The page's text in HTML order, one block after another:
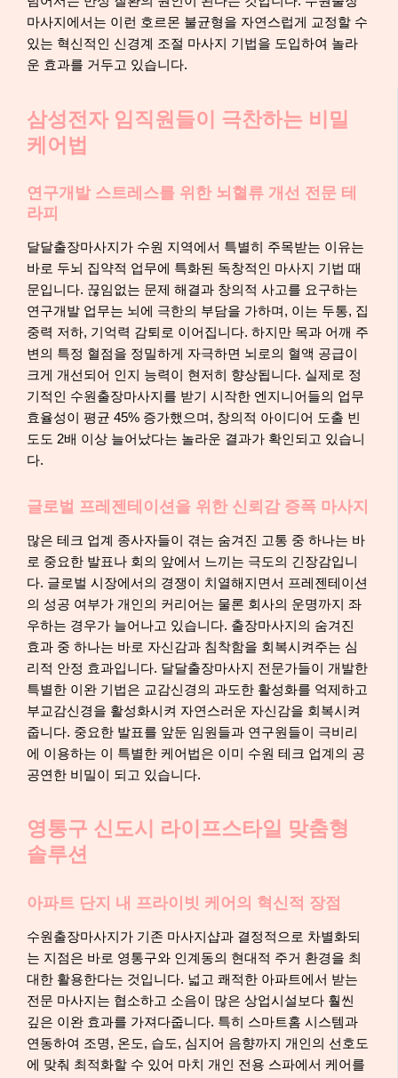
마사지에서는 이런 호르몬 불균형을 자연스럽게 교정할 수
있는 혁신적인 신경계 조절 마사지 기법을 도입하여 놀라
운 효과를 거두고 있습니다.
삼성전자 임직원들이 극찬하는 비밀
케어법
연구개발 스트레스를 위한 뇌혈류 개선 전문 테
라피
달달출장마사지가 수원 지역에서 특별히 주목받는 이유는
바로 두뇌 집약적 업무에 특화된 독창적인 마사지 기법 때
문입니다. 끊임없는 문제 해결과 창의적 사고를 요구하는
연구개발 업무는 뇌에 극한의 부담을 가하며, 이는 두통, 집
중력 저하, 기억력 감퇴로 이어집니다. 하지만 목과 어깨 주
변의 특정 혈점을 정밀하게 자극하면 뇌로의 혈액 공급이
크게 개선되어 인지 능력이 현저히 향상됩니다. 실제로 정
기적인 수원출장마사지를 받기 시작한 엔지니어들의 업무
효율성이 평균 45% 증가했으며, 창의적 아이디어 도출 빈
도도 2배 이상 늘어났다는 놀라운 결과가 확인되고 있습니
다.
글로벌 프레젠테이션을 위한 신뢰감 증폭 마사지
많은 테크 업계 종사자들이 겪는 숨겨진 고통 중 하나는 바
로 중요한 발표나 회의 앞에서 느끼는 극도의 긴장감입니
다. 글로벌 시장에서의 경쟁이 치열해지면서 프레젠테이션
의 성공 여부가 개인의 커리어는 물론 회사의 운명까지 좌
우하는 경우가 늘어나고 있습니다. 출장마사지의 숨겨진
효과 중 하나는 바로 자신감과 침착함을 회복시켜주는 심
리적 안정 효과입니다. 달달출장마사지 전문가들이 개발한
특별한 이완 기법은 교감신경의 과도한 활성화를 억제하고
부교감신경을 활성화시켜 자연스러운 자신감을 회복시켜
줍니다. 중요한 발표를 앞둔 임원들과 연구원들이 극비리
에 이용하는 이 특별한 케어법은 이미 수원 테크 업계의 공
공연한 비밀이 되고 있습니다.
영통구 신도시 라이프스타일 맞춤형
솔루션
아파트 단지 내 프라이빗 케어의 혁신적 장점
수원출장마사지가 기존 마사지샵과 결정적으로 차별화되
는 지점은 바로 영통구와 인계동의 현대적 주거 환경을 최
대한 활용한다는 것입니다. 넓고 쾌적한 아파트에서 받는
전문 마사지는 협소하고 소음이 많은 상업시설보다 훨씬
깊은 이완 효과를 가져다줍니다. 특히 스마트홈 시스템과
연동하여 조명, 온도, 습도, 심지어 음향까지 개인의 선호도
에 맞춰 최적화할 수 있어 마치 개인 전용 스파에서 케어를